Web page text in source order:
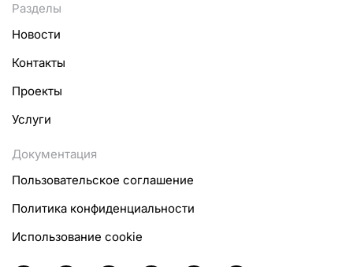
Разделы
Новости
Контакты
Проекты
Услуги
Документация
Пользовательское соглашение
Политика конфиденциальности
Использование cookie